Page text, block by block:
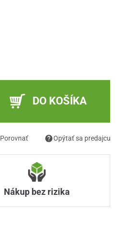
DO KOŠÍKA
Porovnať Opýtať sa predajcu
Nákup bez rizika